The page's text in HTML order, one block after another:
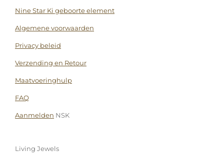
Nine Star Ki geboorte element
Algemene voorwaarden
Privacy beleid
Verzending en Retour
Maatvoeringhulp
FAQ
Aanmelden NSK
Living Jewels